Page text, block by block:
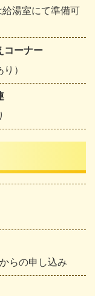
湯室にて準備可
コーナー
）
らの申し込み